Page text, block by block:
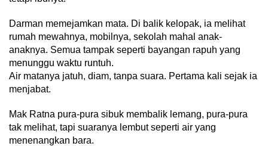
Darman memejamkan mata. Di balik kelopak, ia melihat
rumah mewahnya, mobilnya, sekolah mahal anak-
anaknya. Semua tampak seperti bayangan rapuh yang
menunggu waktu runtuh.
Air matanya jatuh, diam, tanpa suara. Pertama kali sejak ia
menjabat.
Mak Ratna pura-pura sibuk membalik lemang, pura-pura
tak melihat, tapi suaranya lembut seperti air yang
menenangkan bara.